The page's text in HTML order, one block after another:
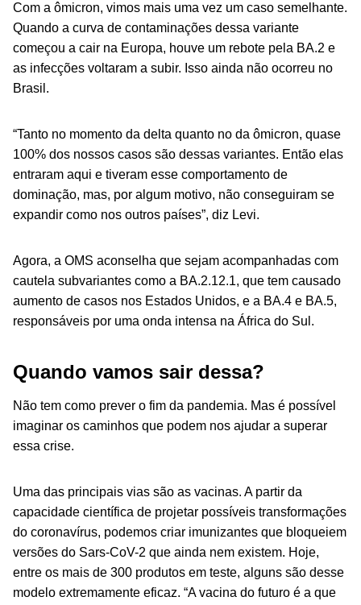
Com a ômicron, vimos mais uma vez um caso semelhante.
Quando a curva de contaminações dessa variante
começou a cair na Europa, houve um rebote pela BA.2 e
as infecções voltaram a subir. Isso ainda não ocorreu no
Brasil.
“Tanto no momento da delta quanto no da ômicron, quase
100% dos nossos casos são dessas variantes. Então elas
entraram aqui e tiveram esse comportamento de
dominação, mas, por algum motivo, não conseguiram se
expandir como nos outros países”, diz Levi.
Agora, a OMS aconselha que sejam acompanhadas com
cautela subvariantes como a BA.2.12.1, que tem causado
aumento de casos nos Estados Unidos, e a BA.4 e BA.5,
responsáveis por uma onda intensa na África do Sul.
Quando vamos sair dessa?
Não tem como prever o fim da pandemia. Mas é possível
imaginar os caminhos que podem nos ajudar a superar
essa crise.
Uma das principais vias são as vacinas. A partir da
capacidade científica de projetar possíveis transformações
do coronavírus, podemos criar imunizantes que bloqueiem
versões do Sars-CoV-2 que ainda nem existem. Hoje,
entre os mais de 300 produtos em teste, alguns são desse
modelo extremamente eficaz. “A vacina do futuro é a que